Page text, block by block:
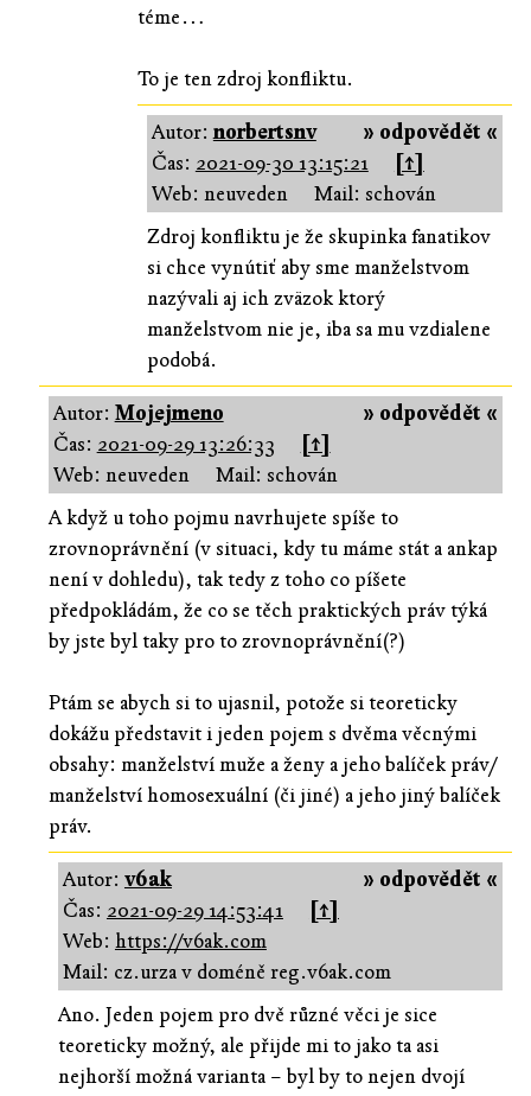
téme…
To je ten zdroj konfliktu.
» odpovědět «
Autor:norbertsnv
Čas: 2021-09-30 13:15:21
[↑]
Web: neuveden
Mail: schován
Zdroj konfliktu je že skupinka fanatikov
si chce vynútiť aby sme manželstvom
nazývali aj ich zväzok ktorý
manželstvom nie je, iba sa mu vzdialene
podobá.
» odpovědět «
Autor: Mojejmeno
Čas: 2021-09-29 13:26:33
[↑]
Web: neuveden
Mail: schován
A když u toho pojmu navrhujete spíše to
zrovnoprávnění (v situaci, kdy tu máme stát a ankap
není v dohledu), tak tedy z toho co píšete
předpokládám, že co se těch praktických práv týká
by jste byl taky pro to zrovnoprávnění(?)
Ptám se abych si to ujasnil, potože si teoreticky
dokážu představit i jeden pojem s dvěma věcnými
obsahy: manželství muže a ženy a jeho balíček práv/
manželství homosexuální (či jiné) a jeho jiný balíček
práv.
» odpovědět «
Autor: v6ak
Čas: 2021-09-29 14:53:41
[↑]
Web: https://v6ak.com
Mail: cz.urza v doméně reg.v6ak.com
Ano. Jeden pojem pro dvě různé věci je sice
teoreticky možný, ale přijde mi to jako ta asi
nejhorší možná varianta – byl by to nejen dvojí